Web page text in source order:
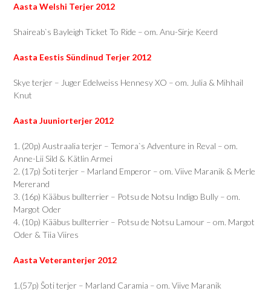
Aasta Welshi Terjer 2012
Shaireab`s Bayleigh Ticket To Ride – om. Anu-Sirje Keerd
Aasta Eestis Sündinud Terjer 2012
Skye terjer – Juger Edelweiss Hennesy XO – om. Julia & Mihhail
Knut
Aasta Juuniorterjer 2012
1. (20p) Austraalia terjer – Temora`s Adventure in Reval – om.
Anne-Lii Sild & Kätlin Armei
2. (17p) Šoti terjer – Marland Emperor – om. Viive Maranik & Merle
Mererand
3. (16p) Kääbus bullterrier – Potsu de Notsu Indigo Bully – om.
Margot Oder
4. (10p) Kääbus bullterrier – Potsu de Notsu Lamour – om. Margot
Oder & Tiia Viires
Aasta Veteranterjer 2012
1.(57p) Šoti terjer – Marland Caramia – om. Viive Maranik